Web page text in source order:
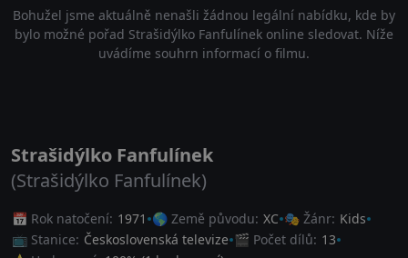
Bohužel jsme aktuálně nenašli žádnou legální nabídku, kde by
bylo možné pořad Strašidýlko Fanfulínek online sledovat. Níže
uvádíme souhrn informací o filmu.
Strašidýlko Fanfulínek
(Strašidýlko Fanfulínek)
📅 Rok natočení: 1971 🌎 Země původu: XC 🎭 Žánr: Kids
📺 Stanice: Československá televize 🎬 Počet dílů: 13